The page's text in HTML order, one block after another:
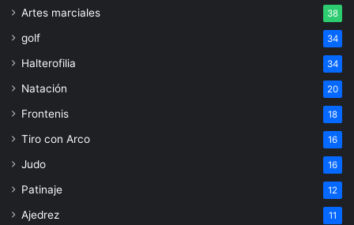
Artes marciales 38
golf 34
Halterofilia 34
Natación 20
Frontenis 18
Tiro con Arco 16
Judo 16
Patinaje 12
Ajedrez 11